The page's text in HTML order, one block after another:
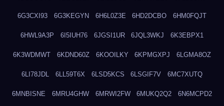
6G3CXI93 6G3KEGYN 6H6L0Z3E 6HD2DCBO 6HM0FQJT
6HWL9A3P 6I5IUH76 6JGSI1UR 6JQL3WKJ 6K3EBPX1
6K3WDMWT 6KDND60Z 6KOOILKY 6KPMGXPJ 6LGMA8OZ
6LI78JDL 6LL59T6X 6LSD5KCS 6LSGIF7V 6MC7XUTQ
6MNBISNE 6MRU4GHW 6MRWI2FW 6MUKQ2Q2 6N6MCPD2